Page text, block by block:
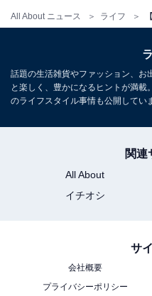
All About ニュース ライフ
アクセス・料金・宿泊
・札幌より無料送迎バス
・JR札幌駅より車で60分
大人1名：2万9700円～
話題の生活雑貨やファッション、お
と楽しく、豊かになるヒントが満載
のライフスタイル事情も公開してい
関連
All About
イチオシ
サ
会社概要
プライバシーポリシー